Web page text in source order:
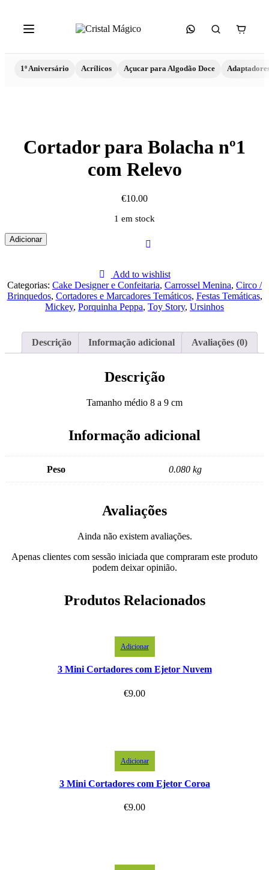
1º Aniversário Acrílicos Açucar para Algodão Doce
Cortador para Bolacha nº1
com Relevo
€10.00
1 em stock
Quantidade
de
Bolacha
nº1
com
Adicionar
Add to wishlist
Categorias: Cake Designer e Confeitaria, Carrossel Menina, Circo /
Brinquedos, Cortadores e Marcadores Temáticos, Festas Temáticas,
Mickey, Porquinha Peppa, Toy Story, Ursinhos
Descrição Informação adicional Avaliações (0)
Descrição
Tamanho médio 8 a 9 cm
Informação adicional
Peso 0.080 kg
Avaliações
Ainda não existem avaliações.
Apenas clientes com sessão iniciada que compraram este produto
podem deixar opinião.
Produtos Relacionados
Adicionar
3 Mini Cortadores com Ejetor Nuvem
€9.00
Adicionar
3 Mini Cortadores com Ejetor Coroa
€9.00